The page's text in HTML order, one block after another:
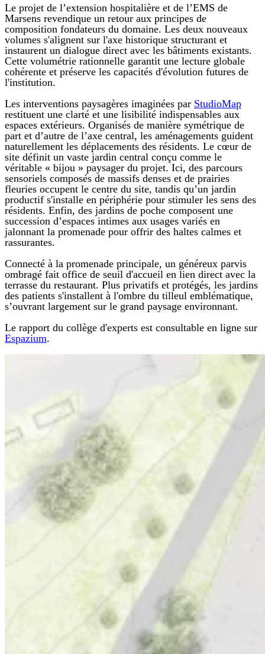
Le projet de l’extension hospitalière et de l’EMS de
Marsens revendique un retour aux principes de
composition fondateurs du domaine. Les deux nouveaux
volumes s'alignent sur l'axe historique structurant et
instaurent un dialogue direct avec les bâtiments existants.
Cette volumétrie rationnelle garantit une lecture globale
cohérente et préserve les capacités d'évolution futures de
l'institution.
Les interventions paysagères imaginées par StudioMap
restituent une clarté et une lisibilité indispensables aux
espaces extérieurs. Organisés de manière symétrique de
part et d’autre de l’axe central, les aménagements guident
naturellement les déplacements des résidents. Le cœur de
site définit un vaste jardin central conçu comme le
véritable « bijou » paysager du projet. Ici, des parcours
sensoriels composés de massifs denses et de prairies
fleuries occupent le centre du site, tandis qu’un jardin
productif s'installe en périphérie pour stimuler les sens des
résidents. Enfin, des jardins de poche composent une
succession d’espaces intimes aux usages variés en
jalonnant la promenade pour offrir des haltes calmes et
rassurantes.
Connecté à la promenade principale, un généreux parvis
ombragé fait office de seuil d'accueil en lien direct avec la
terrasse du restaurant. Plus privatifs et protégés, les jardins
des patients s'installent à l'ombre du tilleul emblématique,
s’ouvrant largement sur le grand paysage environnant.
Le rapport du collège d'experts est consultable en ligne sur
Espazium.